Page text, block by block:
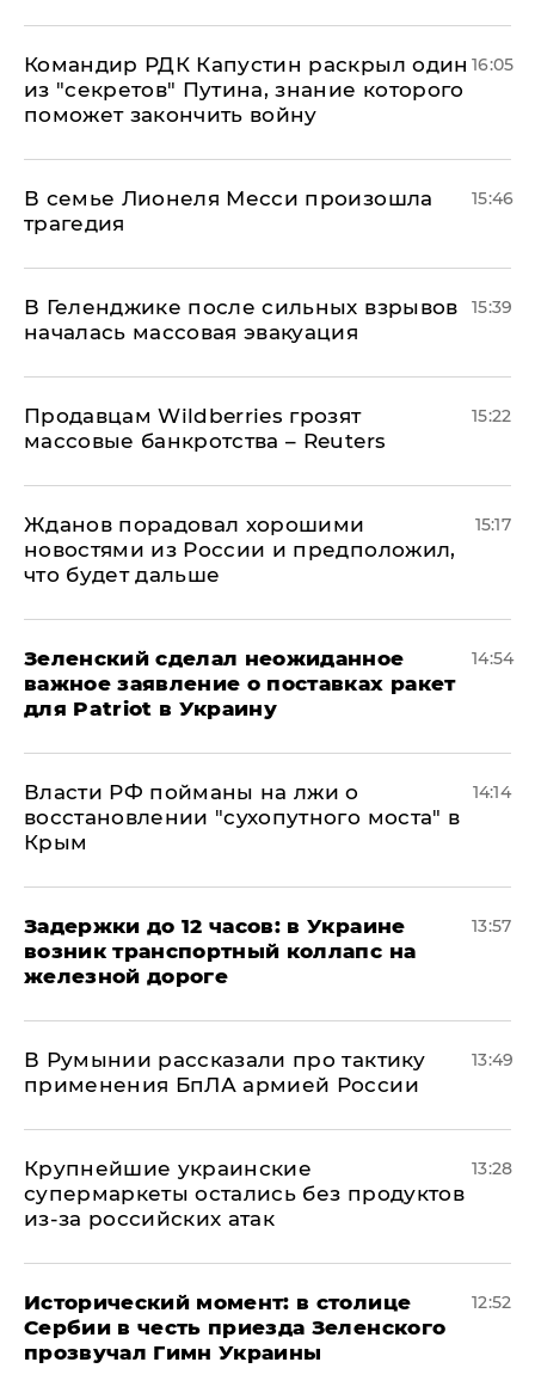
Командир РДК Капустин раскрыл один
из "секретов" Путина, знание которого
поможет закончить войну
16:05
В семье Лионеля Месси произошла
трагедия
15:46
В Геленджике после сильных взрывов
началась массовая эвакуация
15:39
Продавцам Wildberries грозят
массовые банкротства – Reuters
15:22
Жданов порадовал хорошими
новостями из России и предположил,
что будет дальше
15:17
Зеленский сделал неожиданное
важное заявление о поставках ракет
для Patriot в Украину
14:54
Власти РФ пойманы на лжи о
восстановлении "сухопутного моста" в
Крым
14:14
Задержки до 12 часов: в Украине
возник транспортный коллапс на
железной дороге
13:57
В Румынии рассказали про тактику
применения БпЛА армией России
13:49
Крупнейшие украинские
супермаркеты остались без продуктов
из-за российских атак
13:28
Исторический момент: в столице
Сербии в честь приезда Зеленского
прозвучал Гимн Украины
12:52